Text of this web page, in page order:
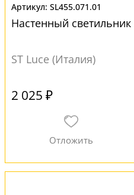
SL455.071.01
Настенный светильник
ST Luce (Италия)
2 025 ₽